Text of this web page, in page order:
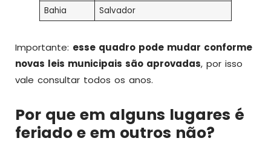
Bahia Salvador
Importante: esse quadro pode mudar conforme
novas leis municipais são aprovadas, por isso
vale consultar todos os anos.
Por que em alguns lugares é
feriado e em outros não?